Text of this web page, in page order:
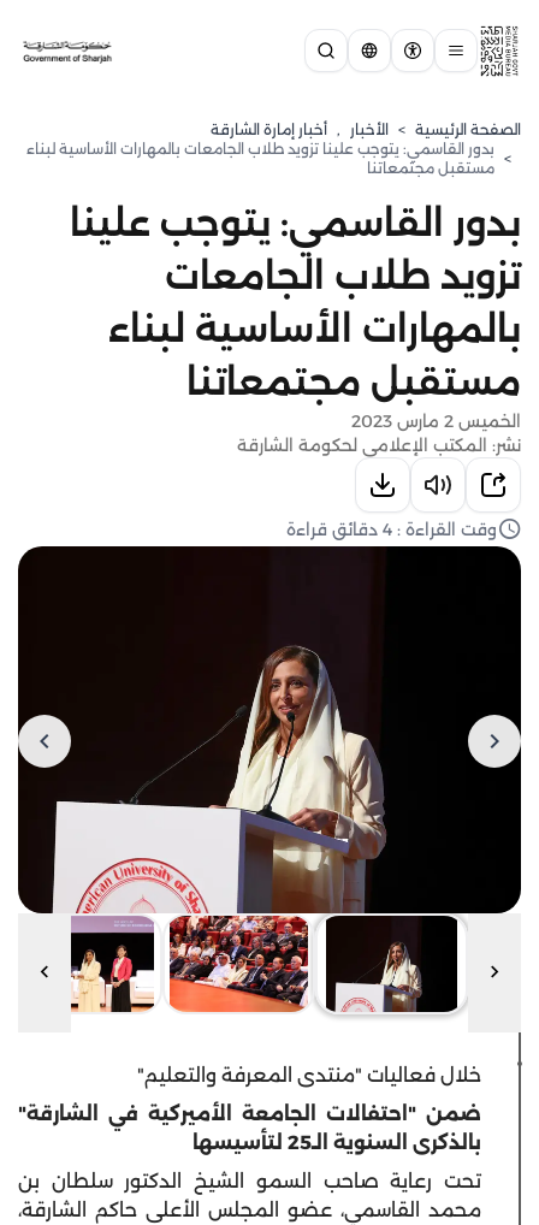
الصفحة الرئيسية > الأخبار , أخبار إمارة الشارقة
>
بدور القاسمي: يتوجب علينا تزويد طلاب الجامعات بالمهارات الأساسية لبناء
مستقبل مجتمعاتنا
بدور القاسمي: يتوجب علينا
تزويد طلاب الجامعات
بالمهارات الأساسية لبناء
مستقبل مجتمعاتنا
الخميس 2 مارس 2023
نشر: المكتب الإعلامي لحكومة الشارقة
وقت القراءة : 4 دقائق قراءة
خلال فعاليات "منتدى المعرفة والتعليم"
ضمن "احتفالات الجامعة الأميركية في الشارقة"
بالذكرى السنوية الـ25 لتأسيسها
تحت رعاية صاحب السمو الشيخ الدكتور سلطان بن
محمد القاسمي، عضو المجلس الأعلى حاكم الشارقة،